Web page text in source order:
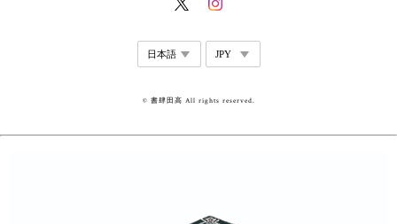
© 書肆田高 All rights reserved.